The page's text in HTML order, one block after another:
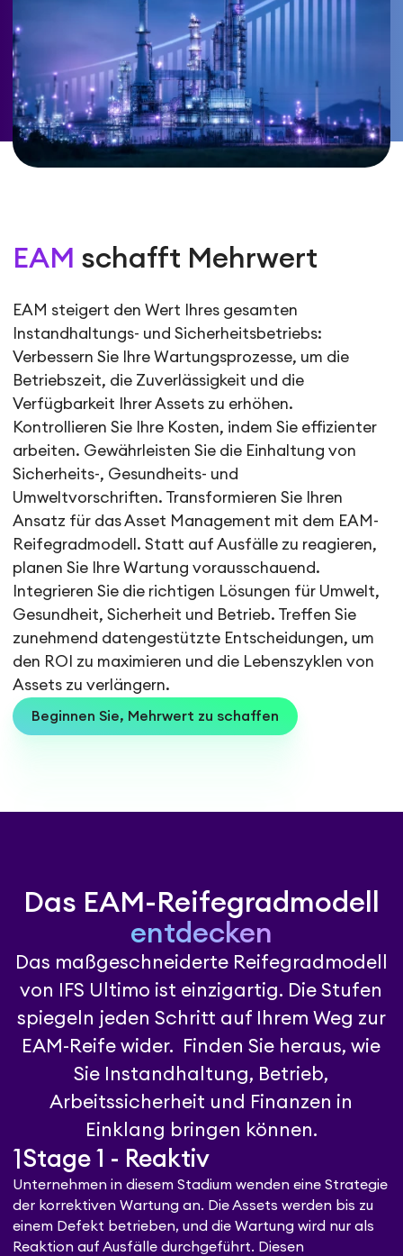
EAM schafft Mehrwert
EAM steigert den Wert Ihres gesamten
Instandhaltungs- und Sicherheitsbetriebs:
Verbessern Sie Ihre Wartungsprozesse, um die
Betriebszeit, die Zuverlässigkeit und die
Verfügbarkeit Ihrer Assets zu erhöhen.
Kontrollieren Sie Ihre Kosten, indem Sie effizienter
arbeiten. Gewährleisten Sie die Einhaltung von
Sicherheits-, Gesundheits- und
Umweltvorschriften. Transformieren Sie Ihren
Ansatz für das Asset Management mit dem EAM-
Reifegradmodell. Statt auf Ausfälle zu reagieren,
planen Sie Ihre Wartung vorausschauend.
Integrieren Sie die richtigen Lösungen für Umwelt,
Gesundheit, Sicherheit und Betrieb. Treffen Sie
zunehmend datengestützte Entscheidungen, um
den ROI zu maximieren und die Lebenszyklen von
Assets zu verlängern.
Beginnen Sie, Mehrwert zu schaffen
Das EAM-Reifegradmodell
entdecken
Das maßgeschneiderte Reifegradmodell
von IFS Ultimo ist einzigartig. Die Stufen
spiegeln jeden Schritt auf Ihrem Weg zur
EAM-Reife wider. Finden Sie heraus, wie
Sie Instandhaltung, Betrieb,
Arbeitssicherheit und Finanzen in
Einklang bringen können.
1 Stage 1 - Reaktiv
Unternehmen in diesem Stadium wenden eine Strategie
der korrektiven Wartung an. Die Assets werden bis zu
einem Defekt betrieben, und die Wartung wird nur als
Reaktion auf Ausfälle durchgeführt. Diesen